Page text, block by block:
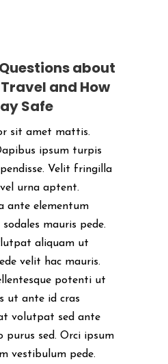
about
and How
Safe
sit amet mattis.
ipsum turpis
Velit fringilla
urna aptent.
ante elementum
mauris pede.
aliquam ut
velit hac mauris.
potenti ut
ut ante id cras
volutpat sed ante
purus sed. Orci ipsum
vestibulum pede.